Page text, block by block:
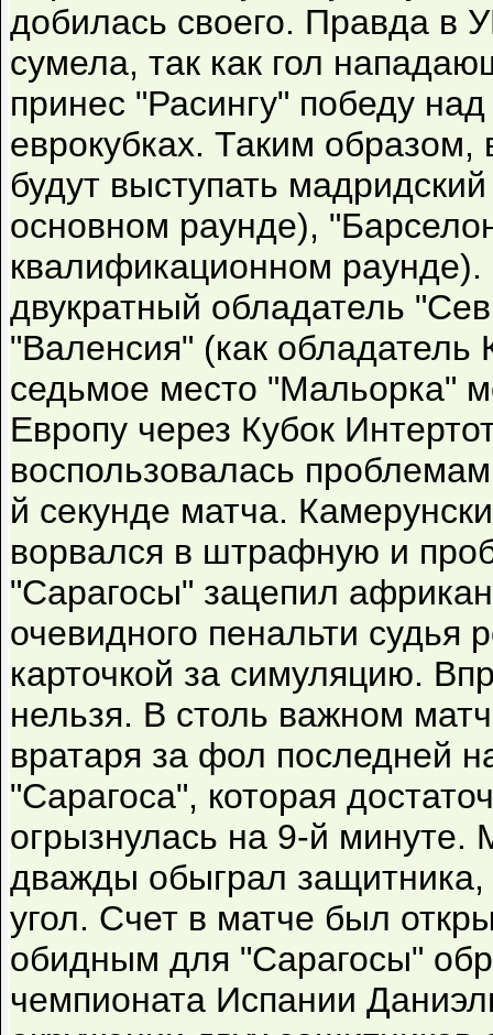
добилась своего. Правда в
сумела, так как гол
принес "Расингу" победу
еврокубках. Таким
будут выступать
основном раунде),
квалификационном
двукратный обладатель
"Валенсия" (как
седьмое место "Мальорка"
Европу через Кубок
воспользовалась
й секунде матча.
ворвался в штрафную и
"Сарагосы" зацепил
очевидного пенальти
карточкой за симуляцию.
нельзя. В столь важном
вратаря за фол последней
"Сарагоса", которая
огрызнулась на 9-й
дважды обыграл
угол. Счет в матче был
обидным для "Сарагосы"
чемпионата Испании